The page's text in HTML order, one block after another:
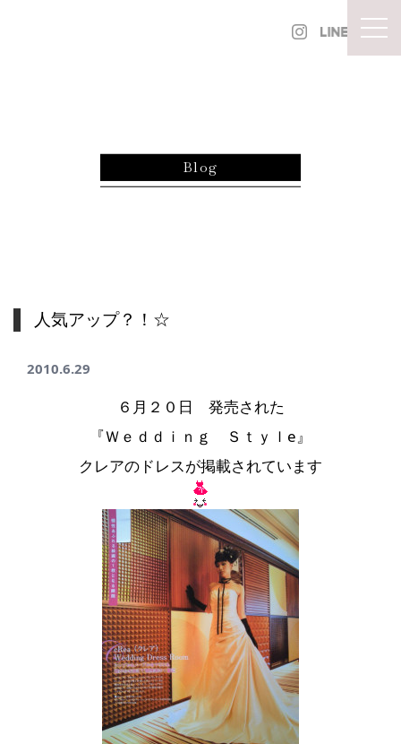
Blog
人気アップ？！☆
2010.6.29
６月２０日 発売された
『Ｗｅｄｄｉｎｇ Ｓｔｙｌe』
クレアのドレスが掲載されています